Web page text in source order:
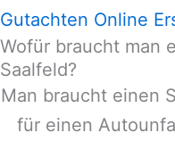
Gutachten Online
Wofür braucht man
Saalfeld?
Man braucht einen
für einen